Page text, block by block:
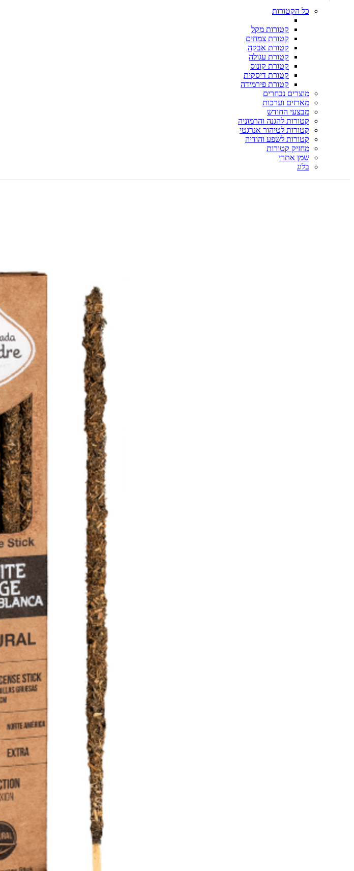
כל הקטורות
קטורות מקל
קטורת צמחים
קטורת אבקה
קטורת עגולה
קטורת קונוס
קטורת דיסקית
קטורת פירמידה
מוצרים נבחרים
מארזים וערכות
מבצעי החודש
קטורות להגנה והרמוניה
קטורות לטיהור אנרגטי
קטורות לשפע והודיה
מחזיק קטורות
שמן אתרי
בלוג